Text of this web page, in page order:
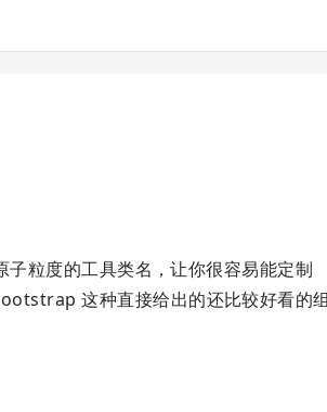
粒度的工具类名，让你很容易能定制
这种直接给出的还比较好看的